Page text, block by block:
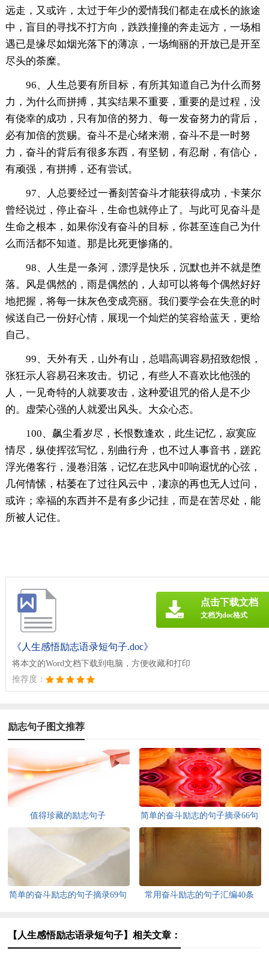
远走，又或许，太过于年少的爱情我们都走在成长的旅途
中，盲目的寻找不打方向，跌跌撞撞的奔走远方，一场相
遇已是缘尽如烟光落下的薄凉，一场绚丽的开放已是开至
尽头的荼糜。
96、人生总要有所目标，有所其知道自己为什么而努
力，为什么而拼搏，其实结果不重要，重要的是过程，没
有侥幸的成功，只有加倍的努力、每一发奋努力的背后，
必有加倍的赏赐。奋斗不是心绪来潮，奋斗不是一时努
力，奋斗的背后有很多东西，有坚韧，有忍耐，有信心，
有顽强，有拼搏，还有尝试。
97、人总要经过一番刻苦奋斗才能获得成功，卡莱尔
曾经说过，停止奋斗，生命也就停止了。与此可见奋斗是
生命之根本，如果你没有奋斗的目标，你甚至连自己为什
么而活都不知道。那是比死更惨痛的。
98、人生是一条河，漂浮是快乐，沉默也并不就是堕
落。风是偶然的，雨是偶然的，人却可以将每个偶然好好
地把握，将每一抹灰色变成亮丽。我们要学会在失意的时
候送自己一份好心情，展现一个灿烂的笑容给蓝天，更给
自己。
99、天外有天，山外有山，总唱高调容易招致怨恨，
张狂示人容易召来攻击。切记，有些人不喜欢比他强的
人，一见奇特的人就要攻击，这种爱诅咒的俗人是不少
的。虚荣心强的人就爱出风头。大众心态。
100、飙尘看岁尽，长恨数逢欢，此生记忆，寂寞应
情尽，纵使挥弦写忆，别曲行舟，也不过人事音书，蹉跎
浮光倦客行，漫卷泪落，记忆在悲风中叩响遐忧的心弦，
几何情愫，枯萎在了过往风云中，凄凉的再也无人过问，
或许；幸福的东西并不是有多少记挂，而是在苦尽处，能
所被人记住。
《人生感悟励志语录短句子.doc》
将本文的Word文档下载到电脑，方便收藏和打印
推荐度：
点击下载文档
文档为doc格式
励志句子图文推荐
值得珍藏的励志句子 简单的奋斗励志的句子摘录66句
简单的奋斗励志的句子摘录69句 常用奋斗励志的句子汇编40条
【人生感悟励志语录短句子】相关文章：